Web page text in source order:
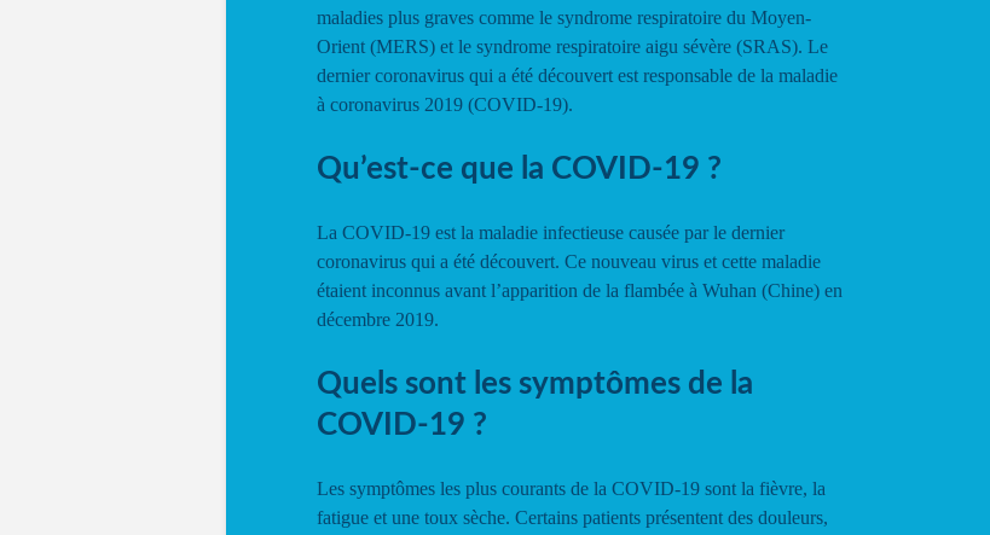
maladies plus graves comme le syndrome respiratoire du Moyen-
Orient (MERS) et le syndrome respiratoire aigu sévère (SRAS). Le
dernier coronavirus qui a été découvert est responsable de la maladie
à coronavirus 2019 (COVID-19).
Qu’est-ce que la COVID-19 ?
La COVID-19 est la maladie infectieuse causée par le dernier
coronavirus qui a été découvert. Ce nouveau virus et cette maladie
étaient inconnus avant l’apparition de la flambée à Wuhan (Chine) en
décembre 2019.
Quels sont les symptômes de la
COVID-19 ?
Les symptômes les plus courants de la COVID-19 sont la fièvre, la
fatigue et une toux sèche. Certains patients présentent des douleurs,